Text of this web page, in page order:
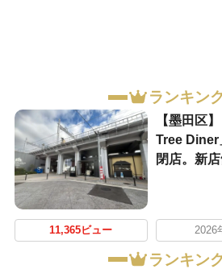
ランキン
【墨田区
Tree Diner
閉店。新店
11,365ビュー 2026
ランキン